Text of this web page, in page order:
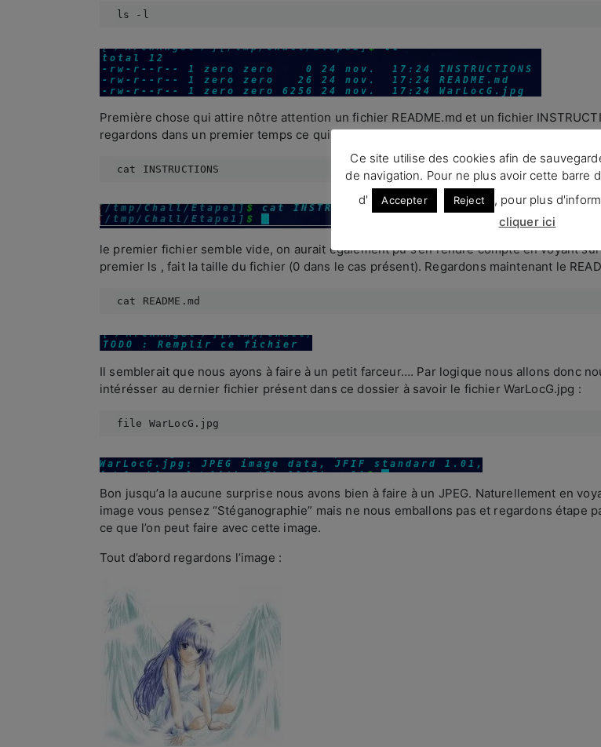
ls -l
Première chose qui attire nôtre attention un fichier README.md et un fichier
regardons dans un premier temps ce qui se trouve dans ces deux fichiers :
cat INSTRUCTIONS
le premier fichier semble vide, on aurait également pu s’en rendre compte en voyant
premier ls , fait la taille du fichier (0 dans le cas présent). Regardons maintenant le
cat README.md
Il semblerait que nous ayons à faire à un petit farceur…. Par logique nous allons donc
intérésser au dernier fichier présent dans ce dossier à savoir le fichier WarLocG.jpg :
file WarLocG.jpg
Bon jusqu’a la aucune surprise nous avons bien à faire à un JPEG. Naturellement en
image vous pensez “Stéganographie” mais ne nous emballons pas et regardons étape
ce que l’on peut faire avec cette image.
Tout d’abord regardons l’image :
Ce site utilise des cookies afin de
de navigation. Pour ne plus avoir cette barre
d'
Accepter Reject
, pour plus
cliquer ici